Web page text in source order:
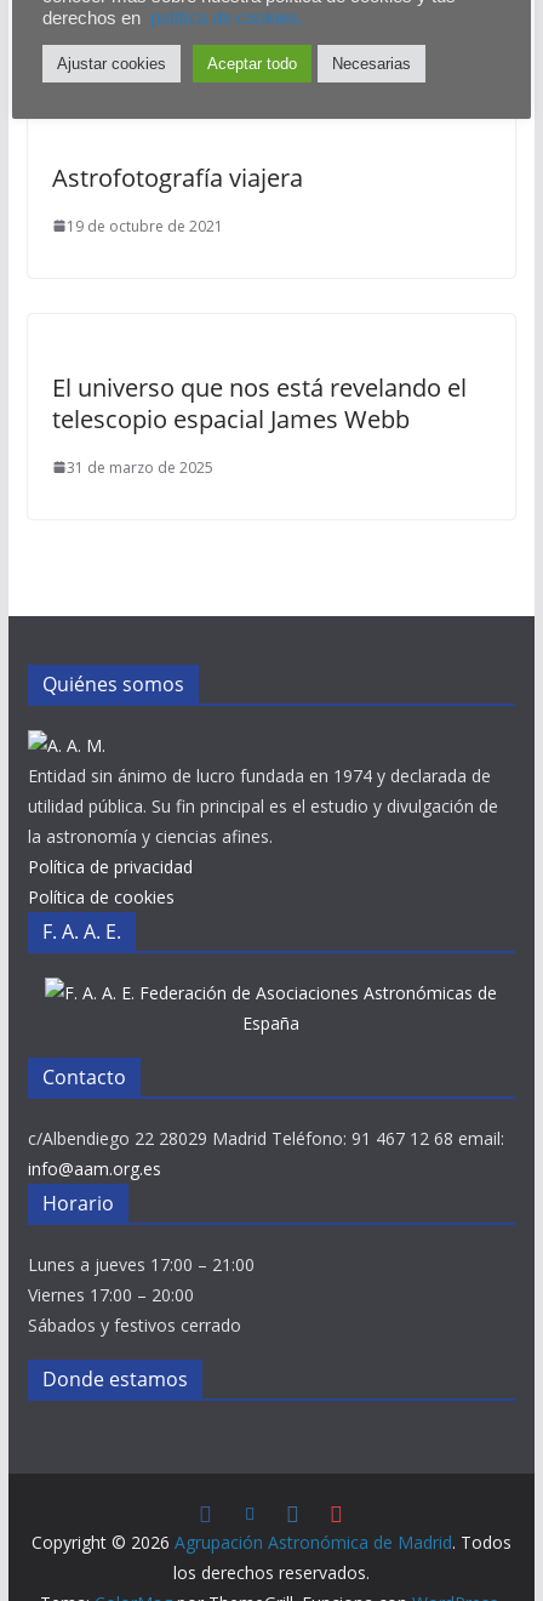
18 de octubre de 2020
Astrofotografía viajera
19 de octubre de 2021
El universo que nos está revelando el
telescopio espacial James Webb
31 de marzo de 2025
Quiénes somos
Entidad sin ánimo de lucro fundada en 1974 y declarada de
utilidad pública. Su fin principal es el estudio y divulgación de
la astronomía y ciencias afines.
Política de privacidad
Política de cookies
F. A. A. E.
Federación de Asociaciones Astronómicas de
España
Contacto
c/Albendiego 22 28029 Madrid Teléfono: 91 467 12 68 email:
info@aam.org.es
Horario
Lunes a jueves 17:00 – 21:00
Viernes 17:00 – 20:00
Sábados y festivos cerrado
Donde estamos
Copyright © 2026 Agrupación Astronómica de Madrid. Todos
los derechos reservados.
derechos en polítíca de cookies.
Ajustar cookies Aceptar todo Necesarias